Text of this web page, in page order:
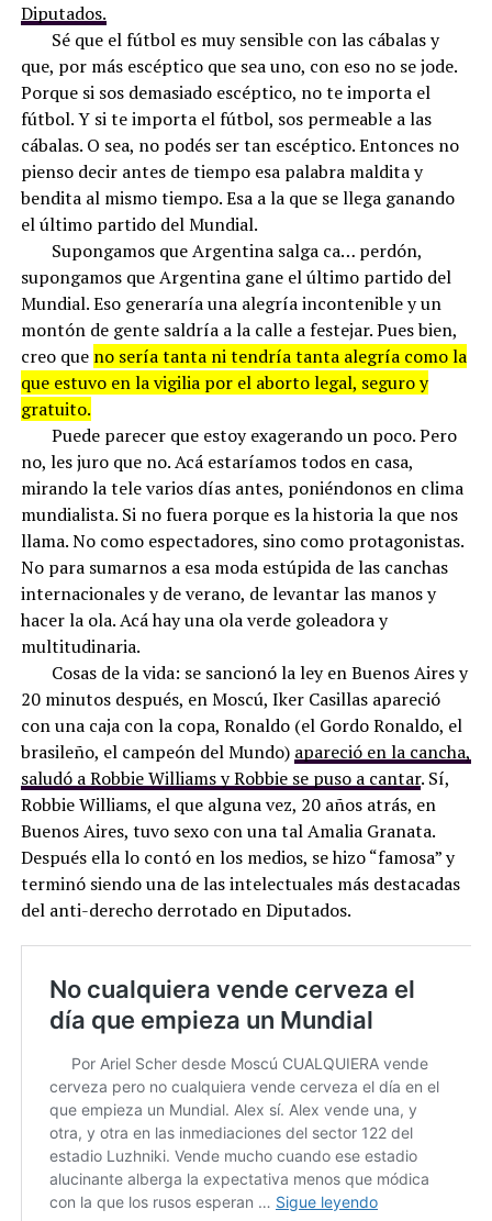
Diputados.
Sé que el fútbol es muy sensible con las cábalas y
que, por más escéptico que sea uno, con eso no se jode.
Porque si sos demasiado escéptico, no te importa el
fútbol. Y si te importa el fútbol, sos permeable a las
cábalas. O sea, no podés ser tan escéptico. Entonces no
pienso decir antes de tiempo esa palabra maldita y
bendita al mismo tiempo. Esa a la que se llega ganando
el último partido del Mundial.
Supongamos que Argentina salga ca… perdón,
supongamos que Argentina gane el último partido del
Mundial. Eso generaría una alegría incontenible y un
montón de gente saldría a la calle a festejar. Pues bien,
creo que no sería tanta ni tendría tanta alegría como la
que estuvo en la vigilia por el aborto legal, seguro y
gratuito.
Puede parecer que estoy exagerando un poco. Pero
no, les juro que no. Acá estaríamos todos en casa,
mirando la tele varios días antes, poniéndonos en clima
mundialista. Si no fuera porque es la historia la que nos
llama. No como espectadores, sino como protagonistas.
No para sumarnos a esa moda estúpida de las canchas
internacionales y de verano, de levantar las manos y
hacer la ola. Acá hay una ola verde goleadora y
multitudinaria.
Cosas de la vida: se sancionó la ley en Buenos Aires y
20 minutos después, en Moscú, Iker Casillas apareció
con una caja con la copa, Ronaldo (el Gordo Ronaldo, el
brasileño, el campeón del Mundo) apareció en la cancha,
saludó a Robbie Williams y Robbie se puso a cantar. Sí,
Robbie Williams, el que alguna vez, 20 años atrás, en
Buenos Aires, tuvo sexo con una tal Amalia Granata.
Después ella lo contó en los medios, se hizo “famosa” y
terminó siendo una de las intelectuales más destacadas
del anti-derecho derrotado en Diputados.